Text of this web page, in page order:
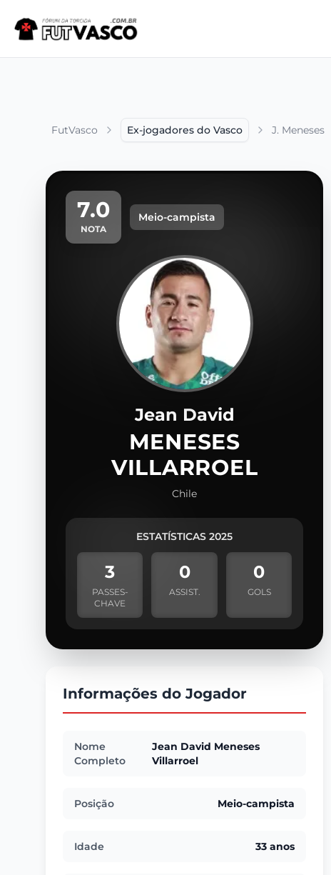
FutVasco Ex-jogadores do Vasco J. Meneses
7.0
NOTA
Meio-campista
Jean David
MENESES
VILLARROEL
Chile
ESTATÍSTICAS 2025
3
PASSES-
CHAVE
0
ASSIST.
0
GOLS
Informações do Jogador
Nome
Completo
Jean David Meneses
Villarroel
Posição Meio-campista
Idade 33 anos